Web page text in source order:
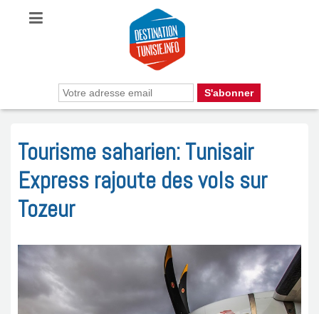
Tourisme saharien: Tunisair
Express rajoute des vols sur
Tozeur